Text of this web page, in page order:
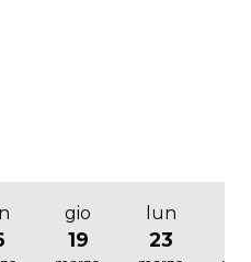
gio
19
lun
23